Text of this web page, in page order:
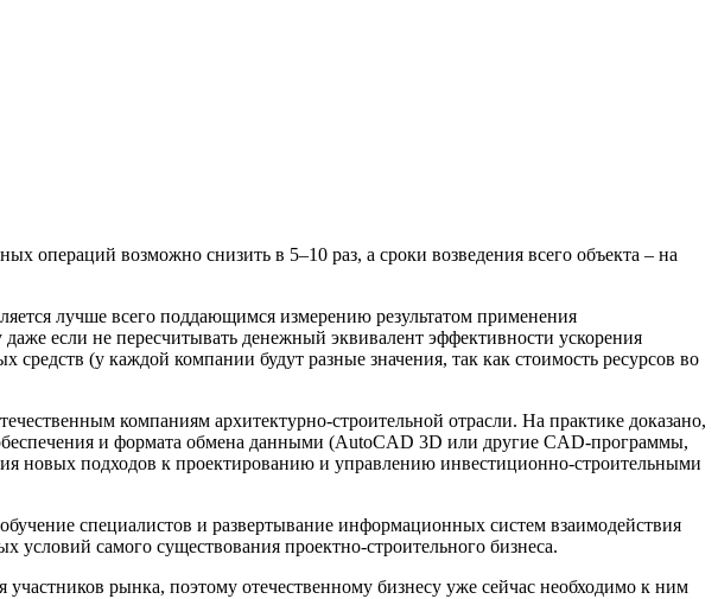
операций возможно снизить в 5–10 раз, а сроки возведения всего объекта – на
лучше всего поддающимся измерению результатом применения
если не пересчитывать денежный эквивалент эффективности ускорения
(у каждой компании будут разные значения, так как стоимость ресурсов во
компаниям архитектурно-строительной отрасли. На практике доказано,
и формата обмена данными (AutoCAD 3D или другие CAD-программы,
новых подходов к проектированию и управлению инвестиционно-строительными
специалистов и развертывание информационных систем взаимодействия
условий самого существования проектно-строительного бизнеса.
рынка, поэтому отечественному бизнесу уже сейчас необходимо к ним